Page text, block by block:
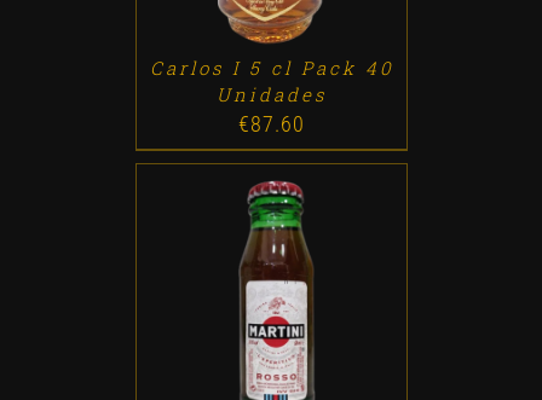
Carlos I 5 cl Pack 40
Unidades
€87.60
ADD TO CART / DETALLES